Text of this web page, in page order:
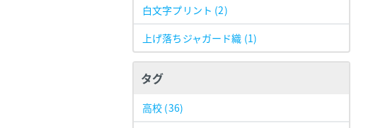
白文字プリント (2)
上げ落ちジャガード織 (1)
タグ
高校 (36)